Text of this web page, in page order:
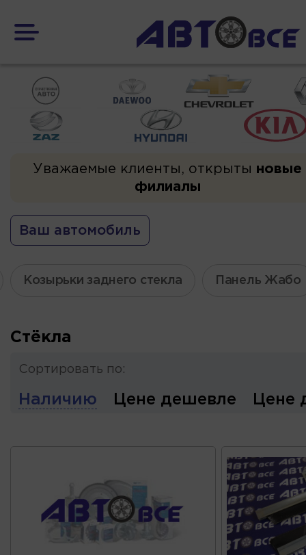
Уважаемые клиенты, открыты новые
филиалы
Ваш автомобиль
Козырьки заднего стекла Панель Жабо
Стёкла
Сортировать по:
Наличию Цене дешевле Цене